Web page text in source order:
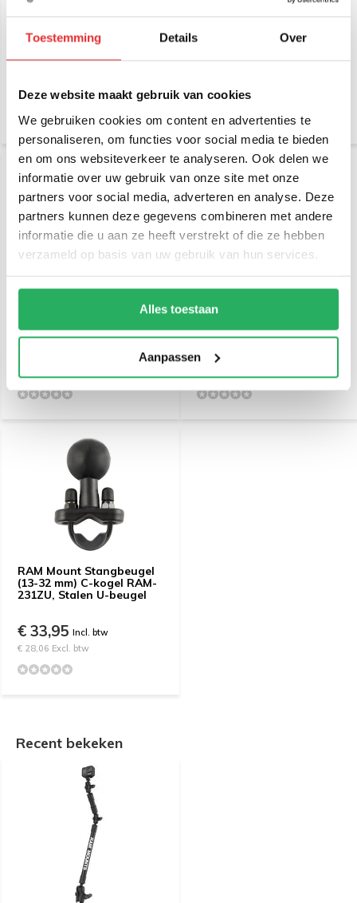
Toestemming Details Over
Deze website maakt gebruik van cookies
We gebruiken cookies om content en advertenties te
personaliseren, om functies voor social media te bieden
en om ons websiteverkeer te analyseren. Ook delen we
informatie over uw gebruik van onze site met onze
partners voor social media, adverteren en analyse. Deze
partners kunnen deze gegevens combineren met andere
informatie die u aan ze heeft verstrekt of die ze hebben
verzameld op basis van uw gebruik van hun services.
Alles toestaan
Aanpassen
kogel, ronde montage
base RAM-202U
€ 18,14 Excl. btw
Tough-Claw™ C-Kogel
RAP-404U
€ 61,94 Excl. btw
RAM Mount Large Tough-
Claw™ C-Kogel RAP-401U
€ 82,60 Excl. btw
Stuurstangbeugel C-kogel
€ 42,95
RAM Mount Stangbeugel
(13-32 mm) C-kogel RAM-
231ZU, Stalen U-beugel
€ 33,95 Incl. btw
€ 28,06 Excl. btw
Recent bekeken